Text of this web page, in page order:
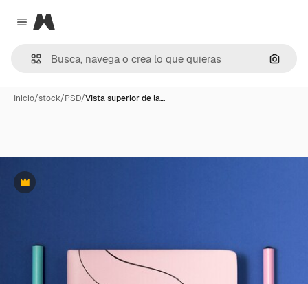
Close menu
Magnific
Inicio/stock/PSD/Vista superior de la…
Premium